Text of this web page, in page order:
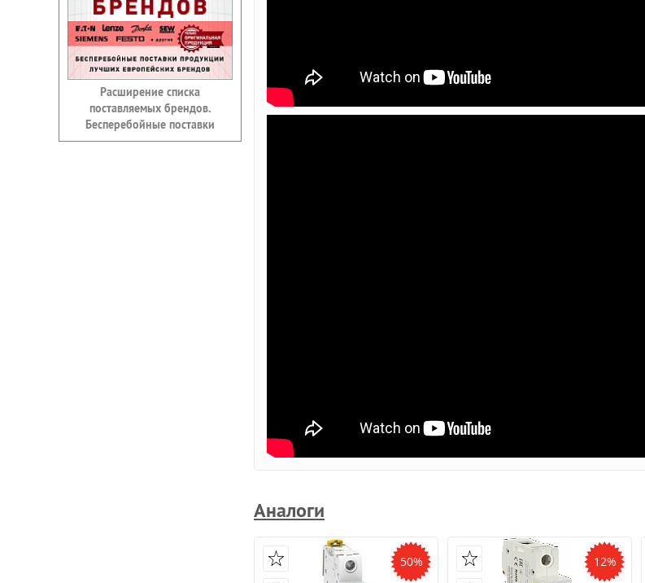
Расширение списка
поставляемых брендов.
Бесперебойные поставки
Аналоги
50% 12%